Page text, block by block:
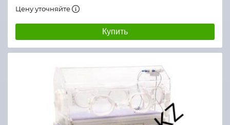
Цену уточняйте
Купить